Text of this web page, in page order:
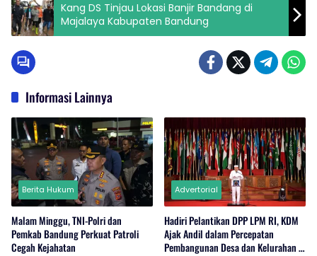
Kang DS Tinjau Lokasi Banjir Bandang di
Majalaya Kabupaten Bandung
Informasi Lainnya
Berita Hukum
Malam Minggu, TNI-Polri dan
Pemkab Bandung Perkuat Patroli
Cegah Kejahatan
Advertorial
Hadiri Pelantikan DPP LPM RI, KDM
Ajak Andil dalam Percepatan
Pembangunan Desa dan Kelurahan di